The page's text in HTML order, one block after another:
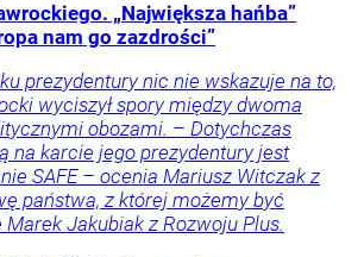
„Największa hańba”
nam go zazdrości”
prezydentury nic nie wskazuje na to,
wyciszył spory między dwoma
obozami. – Dotychczas
na karcie jego prezydentury jest
SAFE – ocenia Mariusz Witczak z
państwa, z której możemy być
Jakubiak z Rozwoju Plus.